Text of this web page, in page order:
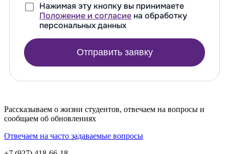
Нажимая эту кнопку вы принимаете
Положение и согласие на обработку
персональных данных
Отправить заявку
Рассказываем о жизни студентов, отвечаем на вопросы и
сообщаем об обновлениях
Отвечаем на часто задаваемые вопросы